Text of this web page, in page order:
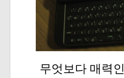
무엇보다 매력인